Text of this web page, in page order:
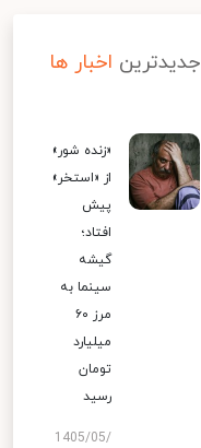
جدیدترین اخبار ها
«زنده شور»
از «استخر»
پیش
افتاد؛
گیشه
سینما به
مرز ۶۰
میلیارد
تومان
رسید
1405/05/